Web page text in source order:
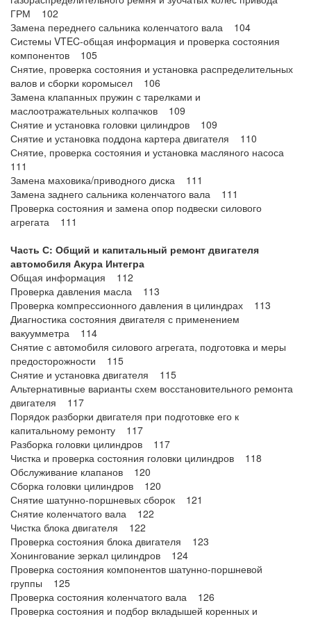
ГРМ 102
Замена переднего сальника коленчатого вала 104
Системы VTEC-общая информация и проверка состояния
компонентов 105
Снятие, проверка состояния и установка распределительных
валов и сборки коромысел 106
Замена клапанных пружин с тарелками и
маслоотражательных колпачков 109
Снятие и установка головки цилиндров 109
Снятие и установка поддона картера двигателя 110
Снятие, проверка состояния и установка масляного насоса
111
Замена маховика/приводного диска 111
Замена заднего сальника коленчатого вала 111
Проверка состояния и замена опор подвески силового
агрегата 111
Часть С: Общий и капитальный ремонт двигателя
автомобиля Акура Интегра
Общая информация 112
Проверка давления масла 113
Проверка компрессионного давления в цилиндрах 113
Диагностика состояния двигателя с применением
вакуумметра 114
Снятие с автомобиля силового агрегата, подготовка и меры
предосторожности 115
Снятие и установка двигателя 115
Альтернативные варианты схем восстановительного ремонта
двигателя 117
Порядок разборки двигателя при подготовке его к
капитальному ремонту 117
Разборка головки цилиндров 117
Чистка и проверка состояния головки цилиндров 118
Обслуживание клапанов 120
Сборка головки цилиндров 120
Снятие шатунно-поршневых сборок 121
Снятие коленчатого вала 122
Чистка блока двигателя 122
Проверка состояния блока двигателя 123
Хонингование зеркал цилиндров 124
Проверка состояния компонентов шатунно-поршневой
группы 125
Проверка состояния коленчатого вала 126
Проверка состояния и подбор вкладышей коренных и